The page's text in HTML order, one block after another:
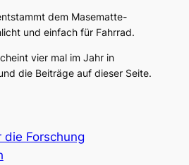
dem Masematte-
und einfach für Fahrrad.
vier mal im Jahr in
die Beiträge auf dieser Seite.
die Forschung